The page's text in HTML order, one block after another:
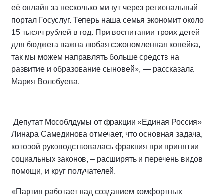
её онлайн за несколько минут через региональный
портал Госуслуг. Теперь наша семья экономит около
15 тысяч рублей в год. При воспитании троих детей
для бюджета важна любая сэкономленная копейка,
так мы можем направлять больше средств на
развитие и образование сыновей», — рассказала
Мария Волобуева.
Депутат Мособлдумы от фракции «Единая Россия»
Линара Самединова отмечает, что основная задача,
которой руководствовалась фракция при принятии
социальных законов, – расширять и перечень видов
помощи, и круг получателей.
«Партия работает над созданием комфортных